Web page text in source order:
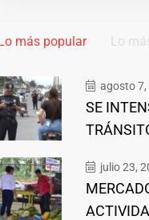
más popular Lo
agosto 7,
SE
julio 23,